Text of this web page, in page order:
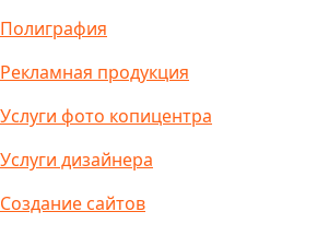
Полиграфия
Рекламная продукция
Услуги фото копицентра
Услуги дизайнера
Создание сайтов